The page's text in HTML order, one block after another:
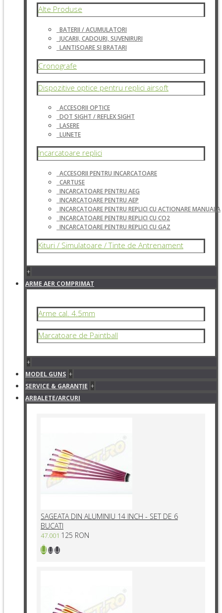
Alte Produse
BATERII / ACUMULATORI
JUCARII, CADOURI, SUVENIRURI
LANTISOARE SI BRATARI
Cronografe
Dispozitive optice pentru replici airsoft
ACCESORII OPTICE
DOT SIGHT / REFLEX SIGHT
LASERE
LUNETE
Incarcatoare replici
ACCESORII PENTRU INCARCATOARE
CARTUSE
INCARCATOARE PENTRU AEG
INCARCATOARE PENTRU AEP
INCARCATOARE PENTRU REPLICI CU ACTIONARE MANUALA
INCARCATOARE PENTRU REPLICI CU CO2
INCARCATOARE PENTRU REPLICI CU GAZ
Kituri / Simulatoare / Tinte de Antrenament
+
ARME AER COMPRIMAT
Arme cal. 4.5mm
Marcatoare de Paintball
+
MODEL GUNS +
SERVICE & GARANŢIE +
ARBALETE/ARCURI
SAGEATA DIN ALUMINIU 14 INCH - SET DE 6
BUCATI
47.001 125 RON